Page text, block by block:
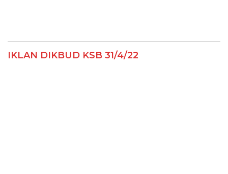
IKLAN DIKBUD KSB 31/4/22